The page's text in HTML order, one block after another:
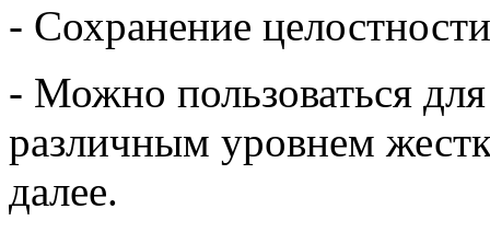
- Сохранение
- Можно пользоваться
различным уровнем
далее.